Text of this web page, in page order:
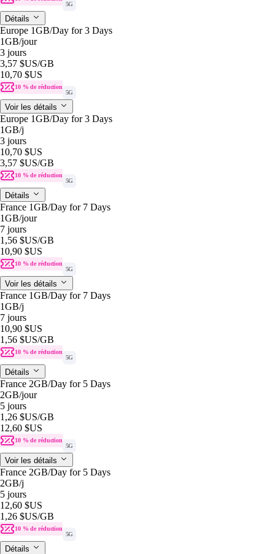
5G
Détails
Europe 1GB/Day for 3 Days
1GB/jour
3 jours
3,57 $US/GB
10,70 $US
10 % de réduction
5G
Voir les détails
Europe 1GB/Day for 3 Days
1GB/j
3 jours
10,70 $US
3,57 $US/GB
10 % de réduction
5G
Détails
France 1GB/Day for 7 Days
1GB/jour
7 jours
1,56 $US/GB
10,90 $US
10 % de réduction
5G
Voir les détails
France 1GB/Day for 7 Days
1GB/j
7 jours
10,90 $US
1,56 $US/GB
10 % de réduction
5G
Détails
France 2GB/Day for 5 Days
2GB/jour
5 jours
1,26 $US/GB
12,60 $US
10 % de réduction
5G
Voir les détails
France 2GB/Day for 5 Days
2GB/j
5 jours
12,60 $US
1,26 $US/GB
10 % de réduction
5G
Détails